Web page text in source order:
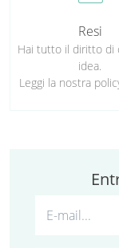
Resi
Hai tutto il diritto di
idea.
Leggi la nostra